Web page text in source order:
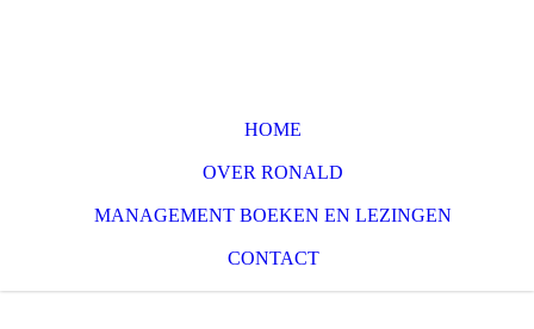
HOME
OVER RONALD
MANAGEMENT BOEKEN EN LEZINGEN
CONTACT